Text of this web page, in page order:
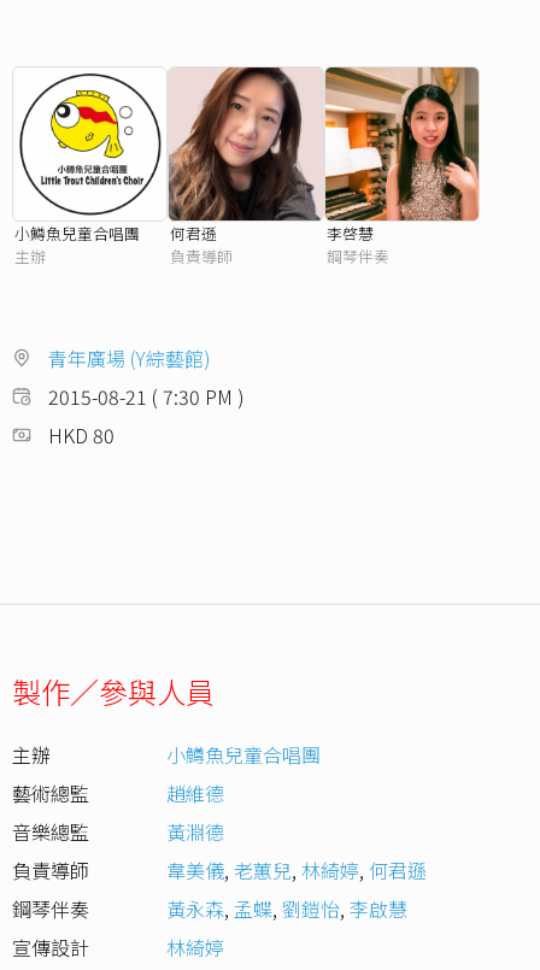
小鱒魚兒童合唱團
主辦
何君遜
負責導師
李啓慧
鋼琴伴奏
青年廣場 (Y綜藝館)
2015-08-21 ( 7:30 PM )
HKD 80
製作／參與人員
主辦
小鱒魚兒童合唱團
藝術總監
趙維德
音樂總監
黃淵德
負責導師
韋美儀, 老蕙兒,林綺婷, 何君遜
鋼琴伴奏
黃永森, 孟蝶,劉鎧怡,李啟慧
宣傳設計
林綺婷